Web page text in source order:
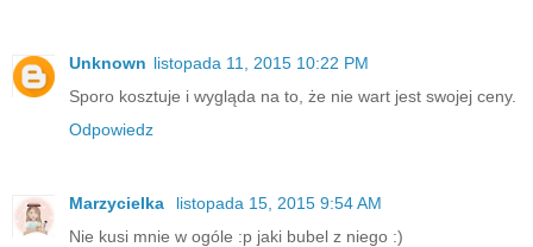
Unknown listopada 11, 2015 10:22 PM
Sporo kosztuje i wygląda na to, że nie wart jest swojej ceny.
Odpowiedz
Marzycielka
listopada 15, 2015 9:54 AM
Nie kusi mnie w ogóle :p jaki bubel z niego :)